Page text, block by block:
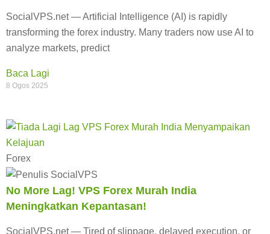
SocialVPS.net — Artificial Intelligence (AI) is rapidly
transforming the forex industry. Many traders now use AI to
analyze markets, predict
Baca Lagi
8 Ogos 2025
Forex
No More Lag! VPS Forex Murah India
Meningkatkan Kepantasan!
SocialVPS.net — Tired of slippage, delayed execution, or